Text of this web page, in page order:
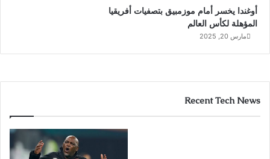
أوغندا يخسر أمام موزمبيق بتصفيات أفريقيا
المؤهلة لكأس العالم
مارس 20, 2025
Recent Tech News